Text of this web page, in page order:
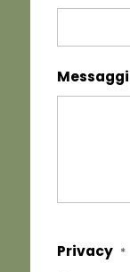
Privacy *